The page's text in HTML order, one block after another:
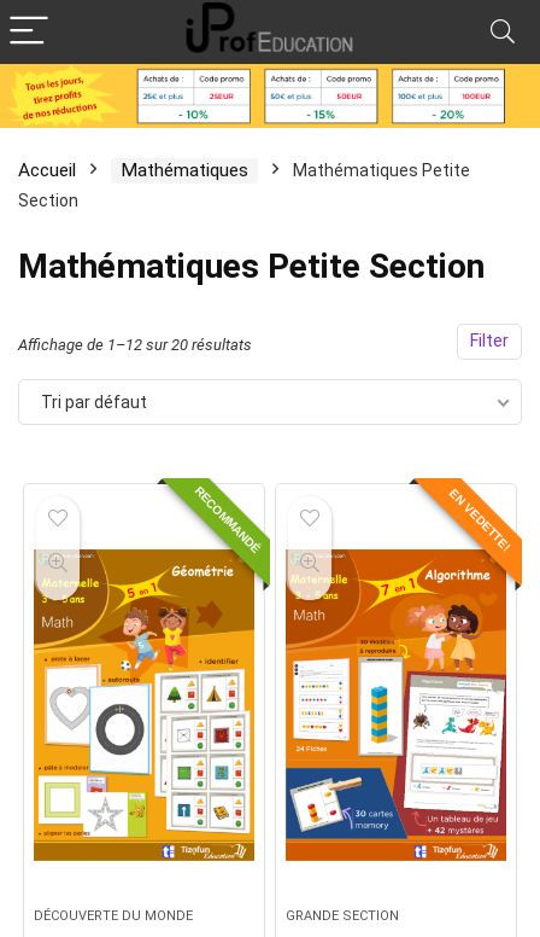
Accueil Mathématiques
Mathématiques Petite
Section
Mathématiques Petite Section
Filter
Affichage de 1–12 sur 20 résultats
Tri par défaut
RECOMMANDÉ
DÉCOUVERTE DU MONDE
EN VEDETTE!
GRANDE SECTION